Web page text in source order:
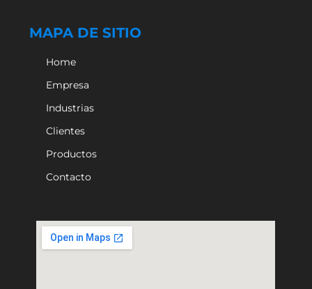
MAPA DE SITIO
Home
Empresa
Industrias
Clientes
Productos
Contacto